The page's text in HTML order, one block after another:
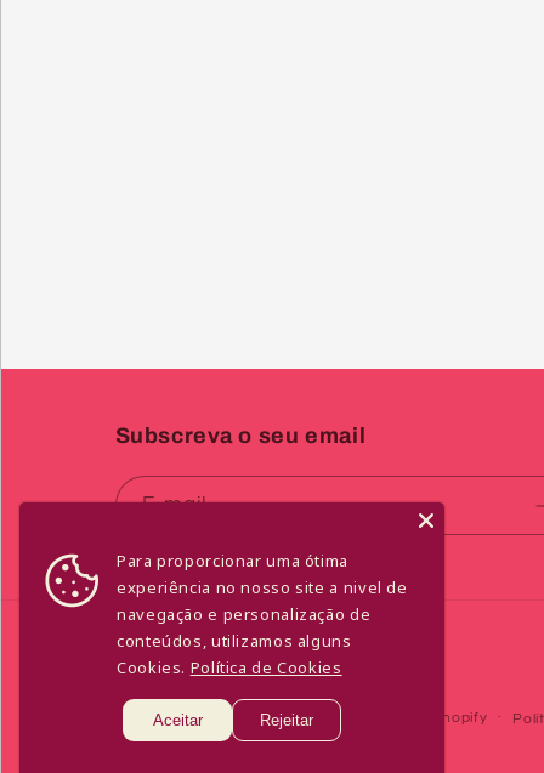
Subscreva o seu email
E-mail
© 2026,Libido de Afrodite Com tecnologia Shopify
Para proporcionar uma ótima
experiência no nosso site a nivel de
navegação e personalização de
conteúdos, utilizamos alguns
Cookies. Política de Cookies
Aceitar Rejeitar